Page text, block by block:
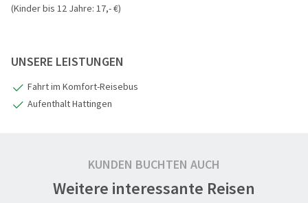
(Kinder bis 12 Jahre: 17,- €)
UNSERE LEISTUNGEN
Fahrt im Komfort-Reisebus
Aufenthalt Hattingen
KUNDEN BUCHTEN AUCH
Weitere interessante Reisen